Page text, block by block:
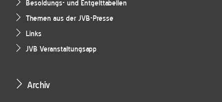
Besoldungs- und Entgelttabellen
Themen aus der JVB-Presse
Links
JVB Veranstaltungsapp
Archiv